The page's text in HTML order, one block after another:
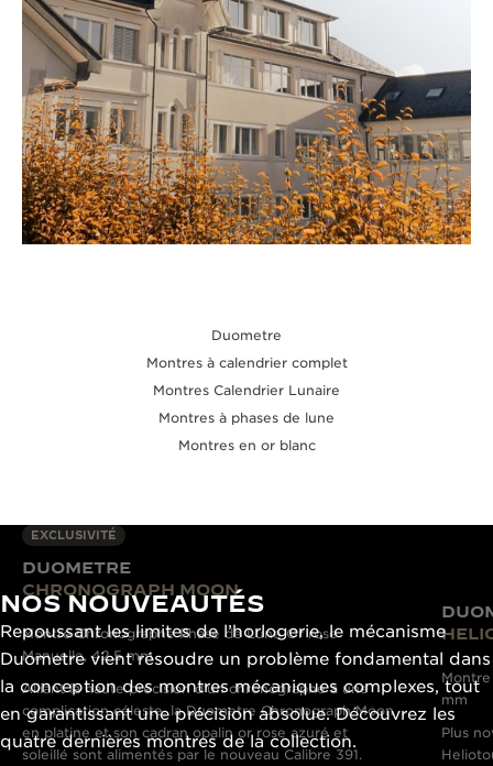
Duometre
Montres à calendrier complet
Montres Calendrier Lunaire
Montres à phases de lune
Montres en or blanc
NOS NOUVEAUTÉS
Repoussant les limites de l’horlogerie, le mécanisme
Duometre vient résoudre un problème fondamental dans
la conception des montres mécaniques complexes, tout
en garantissant une précision absolue. Découvrez les
quatre dernières montres de la collection.
DUOMETRE
CHRONOGRAPH MOON
Montre Chronographe Phase de Lune Or rose
Manuelle, 42.5 mm
Alliant la haute précision d’un chronographe à une
complication céleste, la Duometre Chronograph Moon
en platine et son cadran opalin or rose azuré et
soleillé sont alimentés par le nouveau Calibre 391.
EXCLUSIVITÉ
mm
Plus